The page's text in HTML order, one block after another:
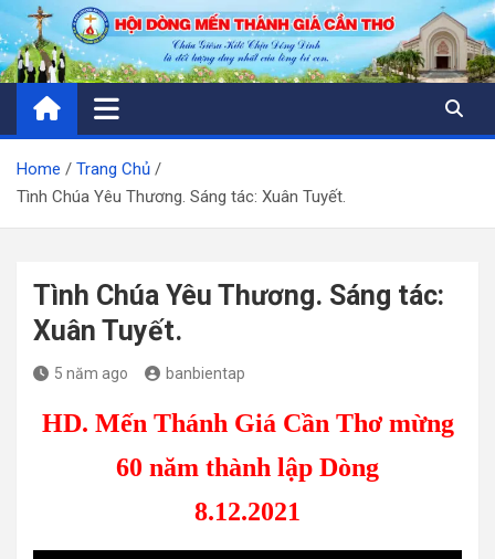
Skip
to
content
Home
Trang Chủ
Tình Chúa Yêu Thương. Sáng tác: Xuân Tuyết.
Tình Chúa Yêu Thương. Sáng tác:
Xuân Tuyết.
5 năm ago banbientap
HD. Mến Thánh Giá Cần Thơ mừng
60 năm thành lập Dòng
8.12.2021